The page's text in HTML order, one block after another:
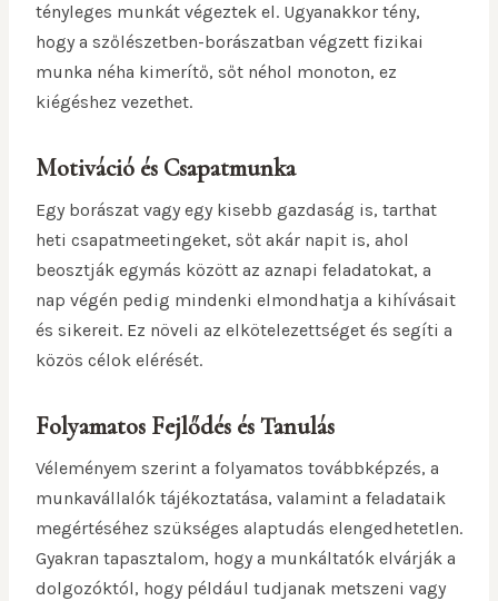
tényleges munkát végeztek el. Ugyanakkor tény,
hogy a szőlészetben-borászatban végzett fizikai
munka néha kimerítő, sőt néhol monoton, ez
kiégéshez vezethet.
Motiváció és Csapatmunka
Egy borászat vagy egy kisebb gazdaság is, tarthat
heti csapatmeetingeket, sőt akár napit is, ahol
beosztják egymás között az aznapi feladatokat, a
nap végén pedig mindenki elmondhatja a kihívásait
és sikereit. Ez növeli az elkötelezettséget és segíti a
közös célok elérését.
Folyamatos Fejlődés és Tanulás
Véleményem szerint a folyamatos továbbképzés, a
munkavállalók tájékoztatása, valamint a feladataik
megértéséhez szükséges alaptudás elengedhetetlen.
Gyakran tapasztalom, hogy a munkáltatók elvárják a
dolgozóktól, hogy például tudjanak metszeni vagy